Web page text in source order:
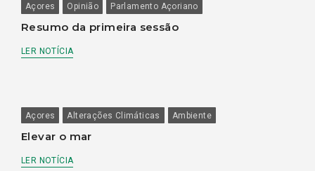
Açores Opinião Parlamento Açoriano
Resumo da primeira sessão
LER NOTÍCIA
Açores Alterações Climáticas Ambiente
Elevar o mar
LER NOTÍCIA